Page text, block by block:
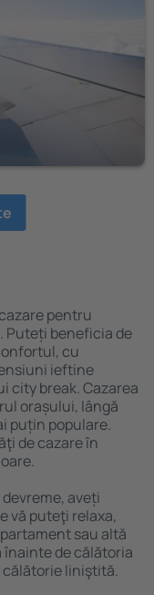
pentru
Puteți beneficia de
cu
ieftine
city break. Cazarea
orașului, lângă
puțin populare.
de cazare în
aveți
vă puteţi relaxa,
sau altă
înainte de călătoria
călătorie liniştită.